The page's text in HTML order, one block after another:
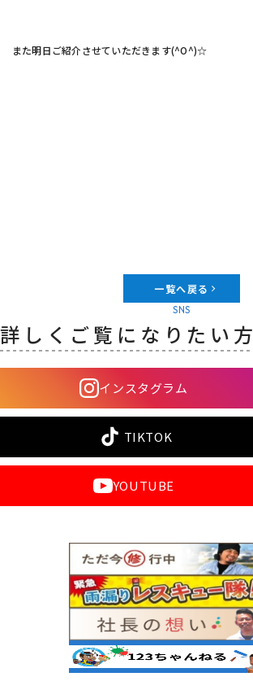
また明日ご紹介させていただきます(^O^)☆
一覧へ戻る
SNS
詳しくご覧になりたい方
インスタグラム
TIKTOK
YOUTUBE